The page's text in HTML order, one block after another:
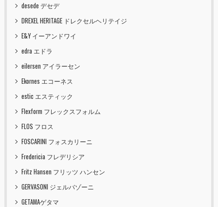
desede デセデ
DREXEL HERITAGE ドレクセルヘリテイジ
E&Y イーアンドワイ
edra エドラ
eilersen アイラーセン
Ekornes エコーネス
estic エスティック
Flexform フレックスフォルム
FLOS フロス
FOSCARINI フォスカリーニ
Fredericia フレデリシア
Fritz Hansen フリッツ ハンセン
GERVASONI ジェルバゾーニ
GETAMAゲタマ